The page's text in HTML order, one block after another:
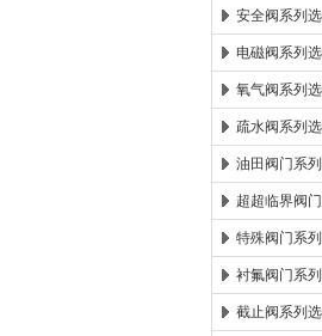
安全阀系列
电磁阀系列
氧气阀系列
疏水阀系列
油田阀门系
超超临界阀
特殊阀门系
衬氟阀门系
截止阀系列